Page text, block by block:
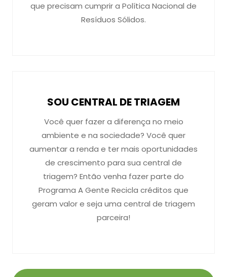
que precisam cumprir a Política Nacional de
Resíduos Sólidos.
SOU CENTRAL DE TRIAGEM
Você quer fazer a diferença no meio
ambiente e na sociedade? Você quer
aumentar a renda e ter mais oportunidades
de crescimento para sua central de
triagem? Então venha fazer parte do
Programa A Gente Recicla créditos que
geram valor e seja uma central de triagem
parceira!